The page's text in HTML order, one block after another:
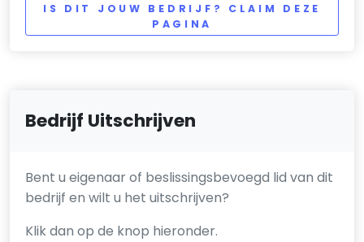
IS DIT JOUW BEDRIJF? CLAIM DEZE
PAGINA
Bedrijf Uitschrijven
Bent u eigenaar of beslissingsbevoegd lid van dit
bedrijf en wilt u het uitschrijven?
Klik dan op de knop hieronder.